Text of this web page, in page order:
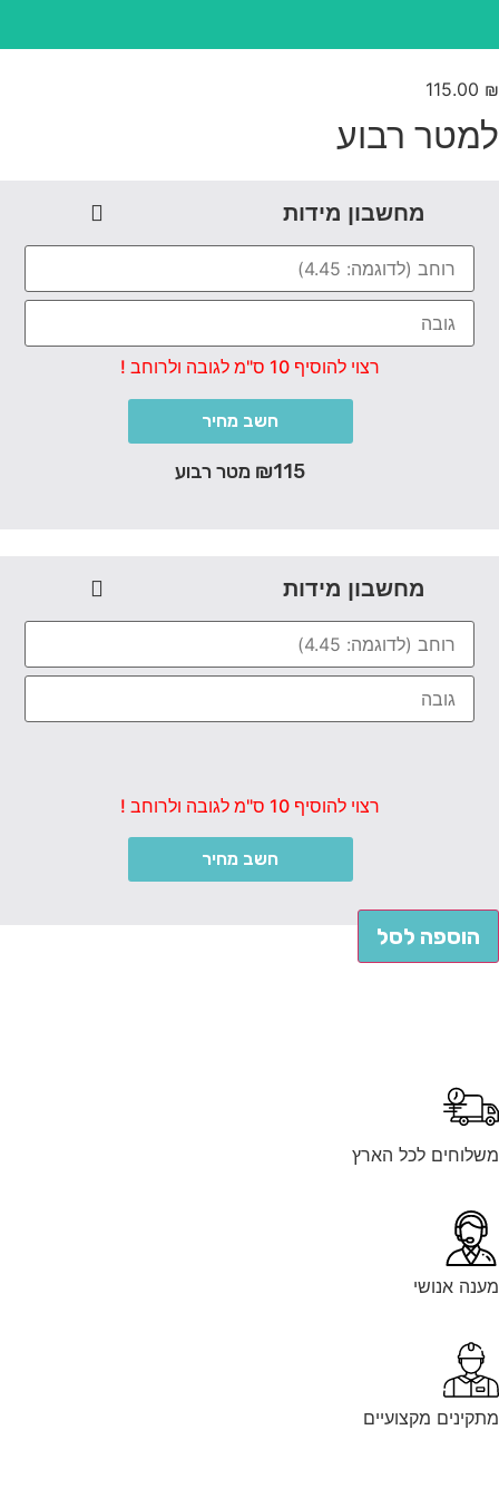
115.00
רבוע
מחשבון מידות
רצוי להוסיף 10 ס"מ לגובה ולרוחב !
חשב מחיר
₪115 מטר רבוע
מחשבון מידות
רצוי להוסיף 10 ס"מ לגובה ולרוחב !
חשב מחיר
הוספה לסל
לכל הארץ
אנושי
מקצועיים